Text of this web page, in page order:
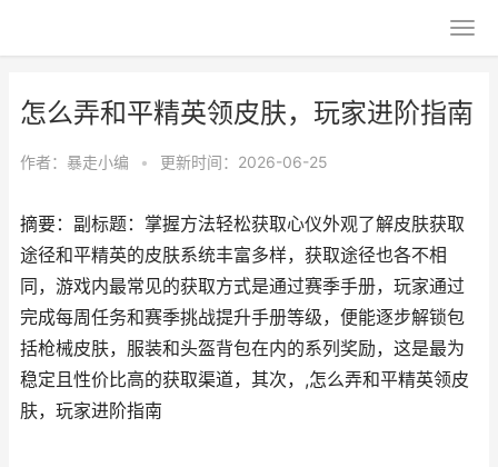
怎么弄和平精英领皮肤，玩家进阶指南
作者： 暴走小编 • 更新时间：2026-06-25
摘要：副标题：掌握方法轻松获取心仪外观了解皮肤获取
途径和平精英的皮肤系统丰富多样，获取途径也各不相
同，游戏内最常见的获取方式是通过赛季手册，玩家通过
完成每周任务和赛季挑战提升手册等级，便能逐步解锁包
括枪械皮肤，服装和头盔背包在内的系列奖励，这是最为
稳定且性价比高的获取渠道，其次，,怎么弄和平精英领皮
肤，玩家进阶指南